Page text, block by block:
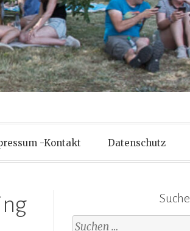
-Kontakt Datenschutz
Suche
Suche